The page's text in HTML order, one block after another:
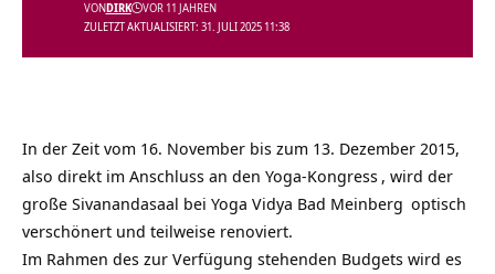
ZULETZT AKTUALISIERT: 31. JULI 2025 11:38
VONDIRK VOR 11 JAHREN
In der Zeit vom 16. November bis zum 13. Dezember 2015,
also direkt im Anschluss an den Yoga-Kongress , wird der
große Sivanandasaal bei Yoga Vidya Bad Meinberg optisch
verschönert und teilweise renoviert.
Im Rahmen des zur Verfügung stehenden Budgets wird es